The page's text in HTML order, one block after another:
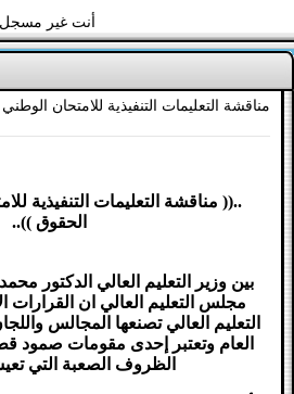
أنت غير مسجل
مناقشة التعليمات التنفيذية للامتحان
..(( مناقشة التعليمات التنفيذية
الحقوق ))..
بين وزير التعليم العالي الدكتور
مجلس التعليم العالي ان القرارات
التعليم العالي تصنعها المجالس
العام وتعتبر إحدى مقومات صمود
الظروف الصعبة التي